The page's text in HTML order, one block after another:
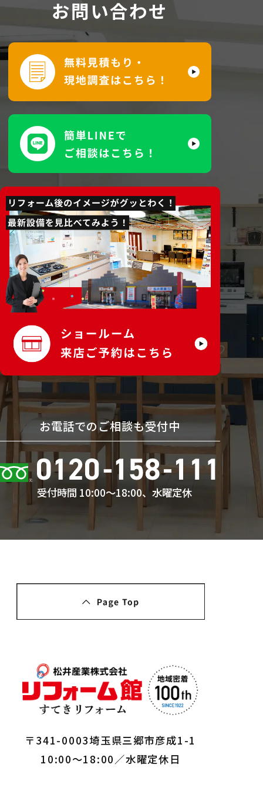
お問い合わせ
お電話でのご相談も受付中
受付時間 10:00〜18:00、水曜定休
〒341-0003埼玉県三郷市彦成1-1
10:00～18:00／水曜定休日